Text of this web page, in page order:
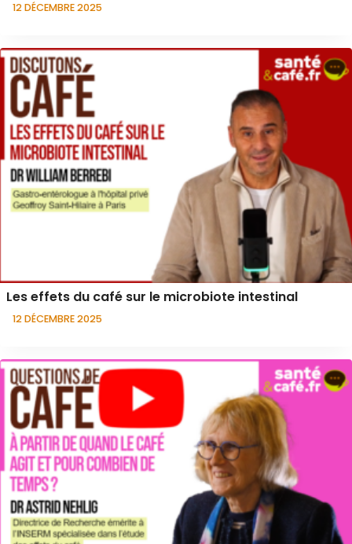
12 DÉCEMBRE 2025
Les effets du café sur le microbiote intestinal
12 DÉCEMBRE 2025